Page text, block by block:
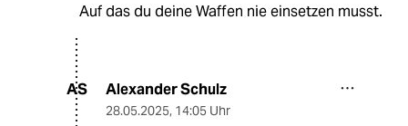
Auf das du deine Waffen nie einsetzen musst.
AS Alexander Schulz
28.05.2025, 14:05 Uhr